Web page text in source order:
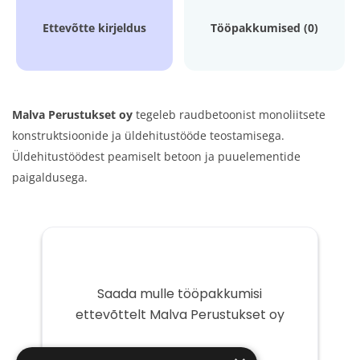
Ettevõtte kirjeldus Tööpakkumised (0)
Malva Perustukset oy tegeleb raudbetoonist monoliitsete
konstruktsioonide ja üldehitustööde teostamisega.
Üldehitustöödest peamiselt betoon ja puuelementide
paigaldusega.
Saada mulle tööpakkumisi
ettevõttelt Malva Perustukset oy